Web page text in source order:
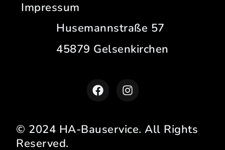
Impressum
Husemannstraße 57
45879 Gelsenkirchen
© 2024 HA-Bauservice. All Rights
Reserved.